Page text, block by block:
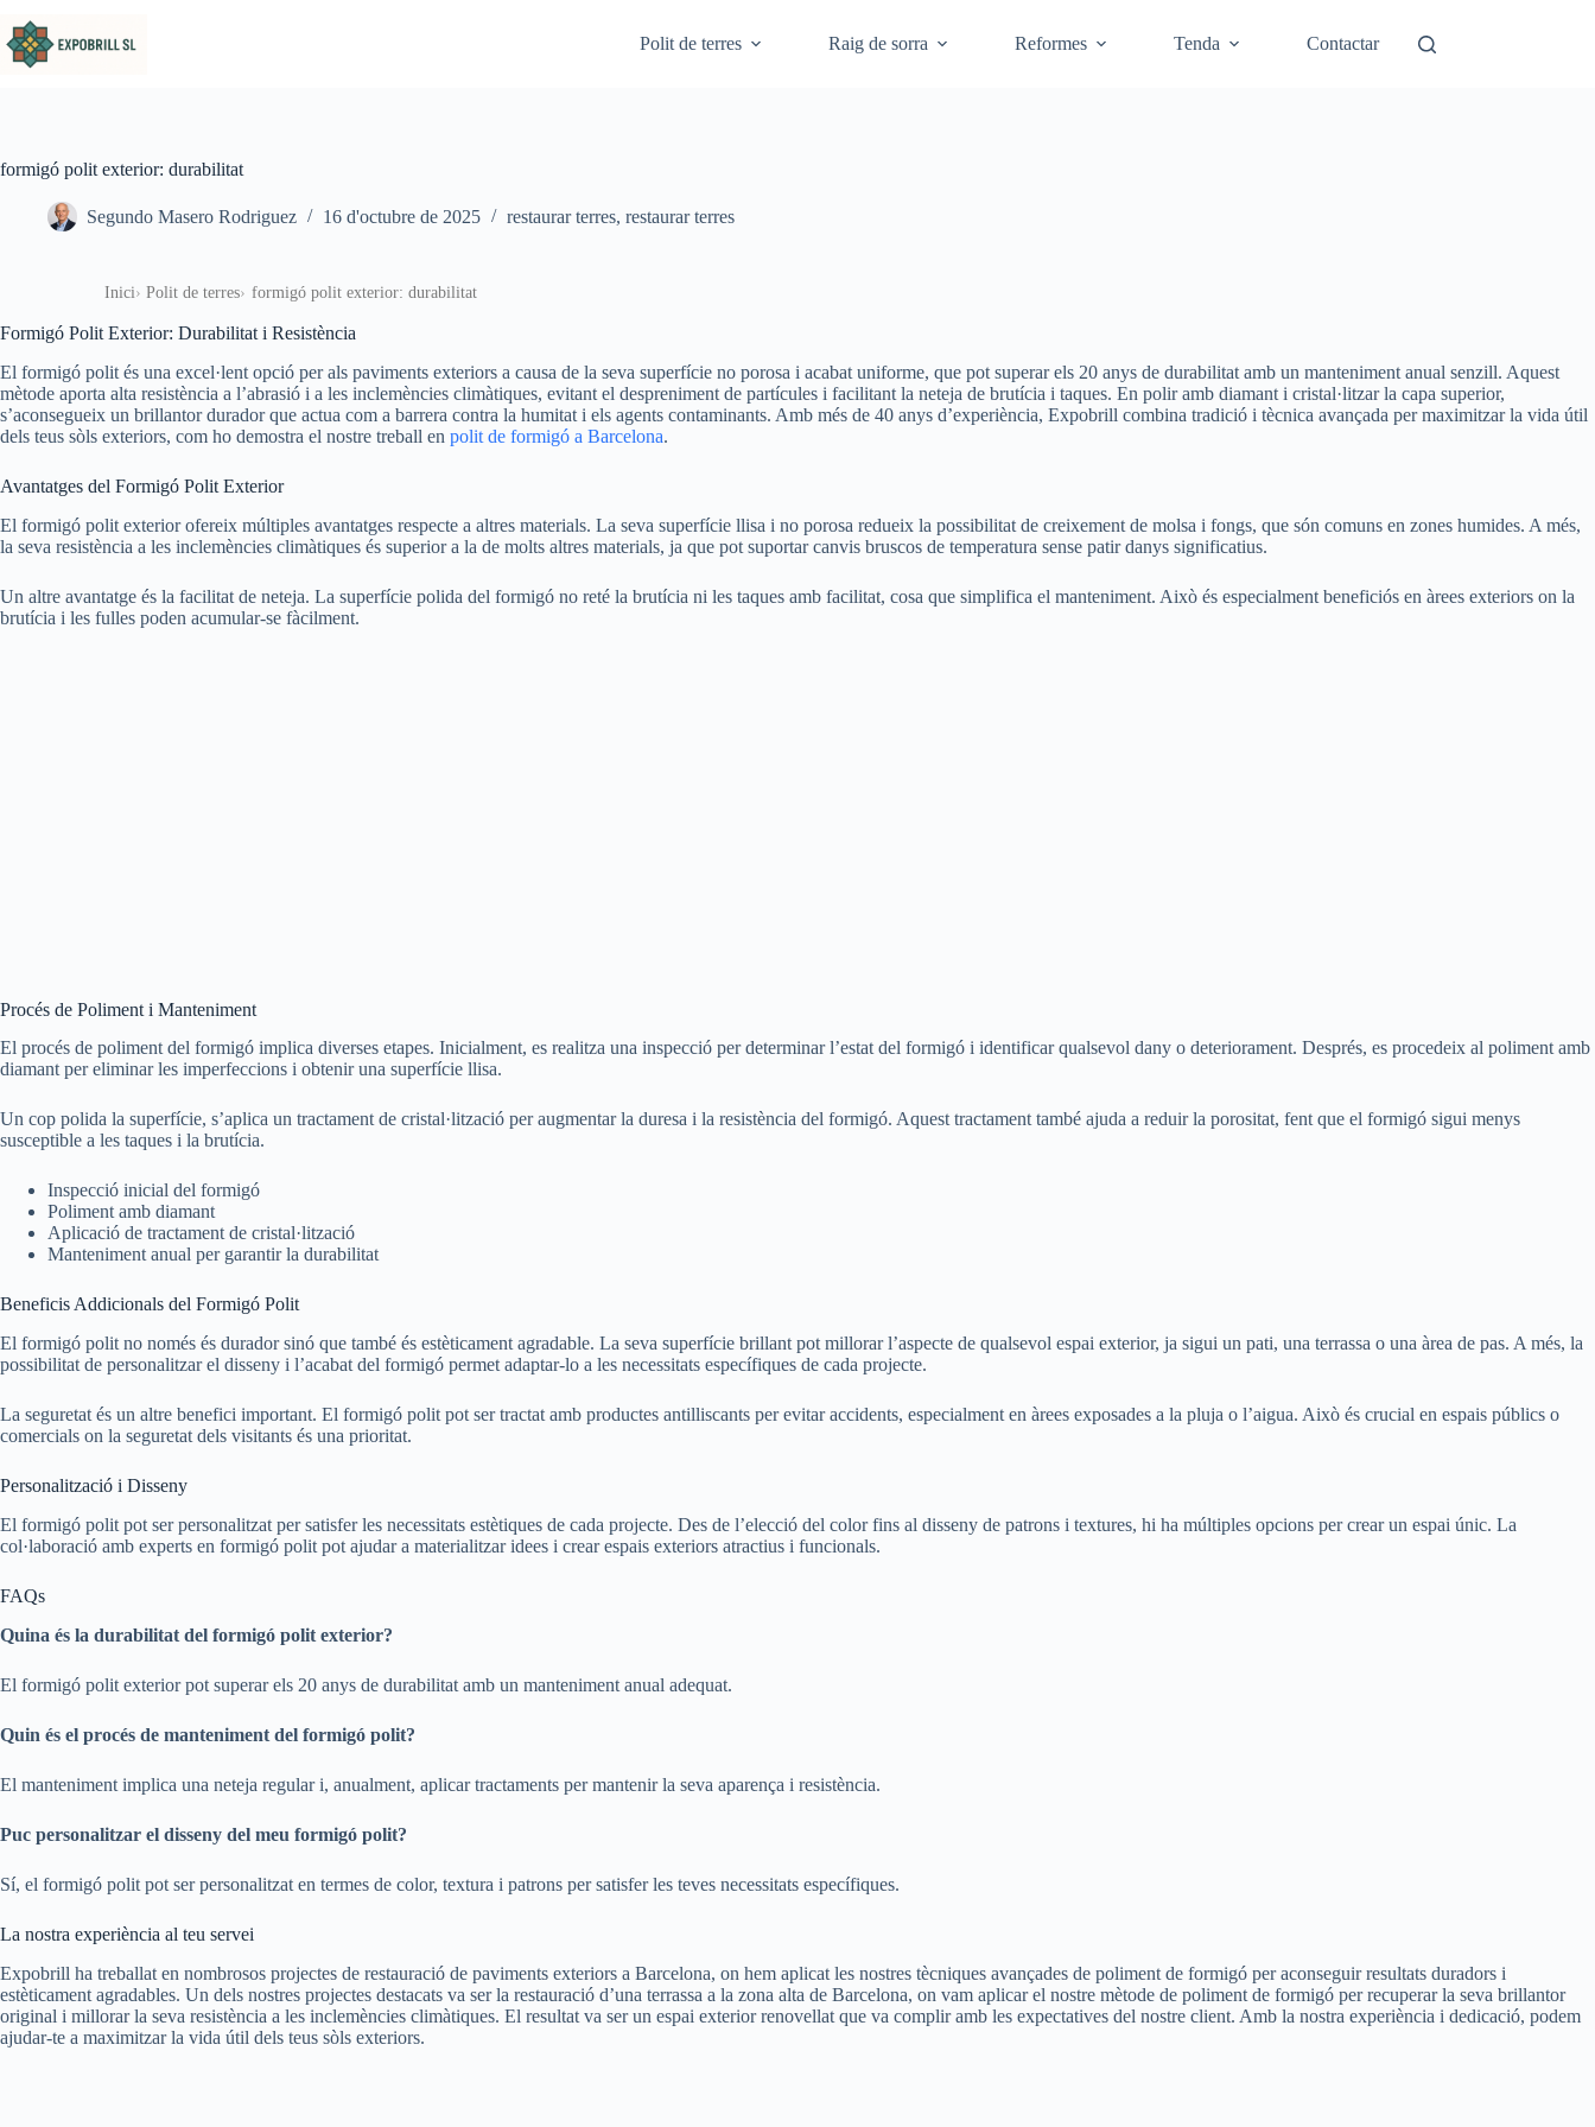
Polit de terres
Raig de sorra Reformes Tenda Contactar
formigó polit exterior: durabilitat
Segundo Masero Rodriguez 16 d'octubre de 2025 restaurar terres, restaurar terres
Inici Polit de terres formigó polit exterior: durabilitat
Formigó Polit Exterior: Durabilitat i Resistència
El formigó polit és una excel·lent opció per als paviments exteriors a causa de la seva superfície no porosa i acabat uniforme, que pot superar els 20 anys de durabilitat amb un manteniment anual senzill. Aquest
mètode aporta alta resistència a l’abrasió i a les inclemències climàtiques, evitant el despreniment de partícules i facilitant la neteja de brutícia i taques. En polir amb diamant i cristal·litzar la capa superior,
s’aconsegueix un brillantor durador que actua com a barrera contra la humitat i els agents contaminants. Amb més de 40 anys d’experiència, Expobrill combina tradició i tècnica avançada per maximitzar la vida útil
dels teus sòls exteriors, com ho demostra el nostre treball en polit de formigó a Barcelona.
Avantatges del Formigó Polit Exterior
El formigó polit exterior ofereix múltiples avantatges respecte a altres materials. La seva superfície llisa i no porosa redueix la possibilitat de creixement de molsa i fongs, que són comuns en zones humides. A més,
la seva resistència a les inclemències climàtiques és superior a la de molts altres materials, ja que pot suportar canvis bruscos de temperatura sense patir danys significatius.
Un altre avantatge és la facilitat de neteja. La superfície polida del formigó no reté la brutícia ni les taques amb facilitat, cosa que simplifica el manteniment. Això és especialment beneficiós en àrees exteriors on la
brutícia i les fulles poden acumular-se fàcilment.
Procés de Poliment i Manteniment
El procés de poliment del formigó implica diverses etapes. Inicialment, es realitza una inspecció per determinar l’estat del formigó i identificar qualsevol dany o deteriorament. Després, es procedeix al poliment amb
diamant per eliminar les imperfeccions i obtenir una superfície llisa.
Un cop polida la superfície, s’aplica un tractament de cristal·lització per augmentar la duresa i la resistència del formigó. Aquest tractament també ajuda a reduir la porositat, fent que el formigó sigui menys
susceptible a les taques i la brutícia.
Inspecció inicial del formigó
Poliment amb diamant
Aplicació de tractament de cristal·lització
Manteniment anual per garantir la durabilitat
Beneficis Addicionals del Formigó Polit
El formigó polit no només és durador sinó que també és estèticament agradable. La seva superfície brillant pot millorar l’aspecte de qualsevol espai exterior, ja sigui un pati, una terrassa o una àrea de pas. A més, la
possibilitat de personalitzar el disseny i l’acabat del formigó permet adaptar-lo a les necessitats específiques de cada projecte.
La seguretat és un altre benefici important. El formigó polit pot ser tractat amb productes antilliscants per evitar accidents, especialment en àrees exposades a la pluja o l’aigua. Això és crucial en espais públics o
comercials on la seguretat dels visitants és una prioritat.
Personalització i Disseny
El formigó polit pot ser personalitzat per satisfer les necessitats estètiques de cada projecte. Des de l’elecció del color fins al disseny de patrons i textures, hi ha múltiples opcions per crear un espai únic. La
col·laboració amb experts en formigó polit pot ajudar a materialitzar idees i crear espais exteriors atractius i funcionals.
FAQs
Quina és la durabilitat del formigó polit exterior?
El formigó polit exterior pot superar els 20 anys de durabilitat amb un manteniment anual adequat.
Quin és el procés de manteniment del formigó polit?
El manteniment implica una neteja regular i, anualment, aplicar tractaments per mantenir la seva aparença i resistència.
Puc personalitzar el disseny del meu formigó polit?
Sí, el formigó polit pot ser personalitzat en termes de color, textura i patrons per satisfer les teves necessitats específiques.
La nostra experiència al teu servei
Expobrill ha treballat en nombrosos projectes de restauració de paviments exteriors a Barcelona, on hem aplicat les nostres tècniques avançades de poliment de formigó per aconseguir resultats duradors i
estèticament agradables. Un dels nostres projectes destacats va ser la restauració d’una terrassa a la zona alta de Barcelona, on vam aplicar el nostre mètode de poliment de formigó per recuperar la seva brillantor
original i millorar la seva resistència a les inclemències climàtiques. El resultat va ser un espai exterior renovellat que va complir amb les expectatives del nostre client. Amb la nostra experiència i dedicació, podem
ajudar-te a maximitzar la vida útil dels teus sòls exteriors.